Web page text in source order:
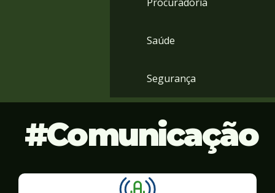
Saúde
Segurança
Comunicação